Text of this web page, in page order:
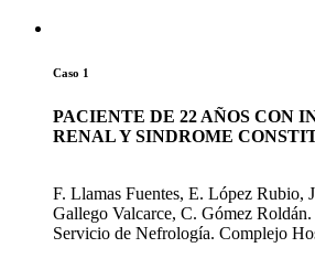
Caso 1
PACIENTE DE 22 AÑOS CON
RENAL Y SINDROME
F. Llamas Fuentes, E. López Rubio,
Gallego Valcarce, C. Gómez Roldán.
Servicio de Nefrología. Complejo